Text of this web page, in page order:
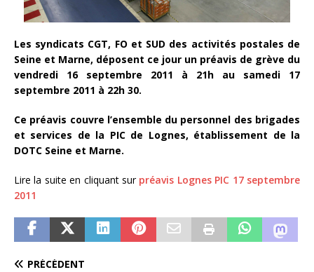
Les syndicats CGT, FO et SUD des activités postales de
Seine et Marne, déposent ce jour un préavis de grève du
vendredi 16 septembre 2011 à 21h au samedi 17
septembre 2011 à 22h 30.
Ce préavis couvre l’ensemble du personnel des brigades
et services de la PIC de Lognes, établissement de la
DOTC Seine et Marne.
Lire la suite en cliquant sur préavis Lognes PIC 17 septembre
2011
PRÉCÉDENT